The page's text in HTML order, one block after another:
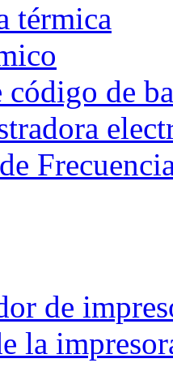
térmica
de
de
la